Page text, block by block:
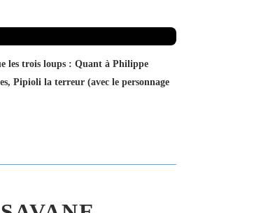
les trois loups : Quant à Philippe
Pipioli la terreur (avec le personnage